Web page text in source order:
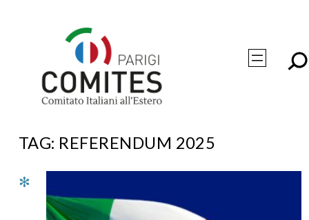
TAG: REFERENDUM 2025